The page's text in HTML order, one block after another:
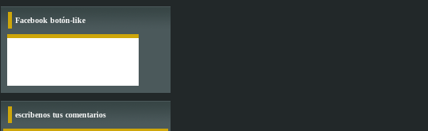
Facebook botón-like
escribenos tus comentarios